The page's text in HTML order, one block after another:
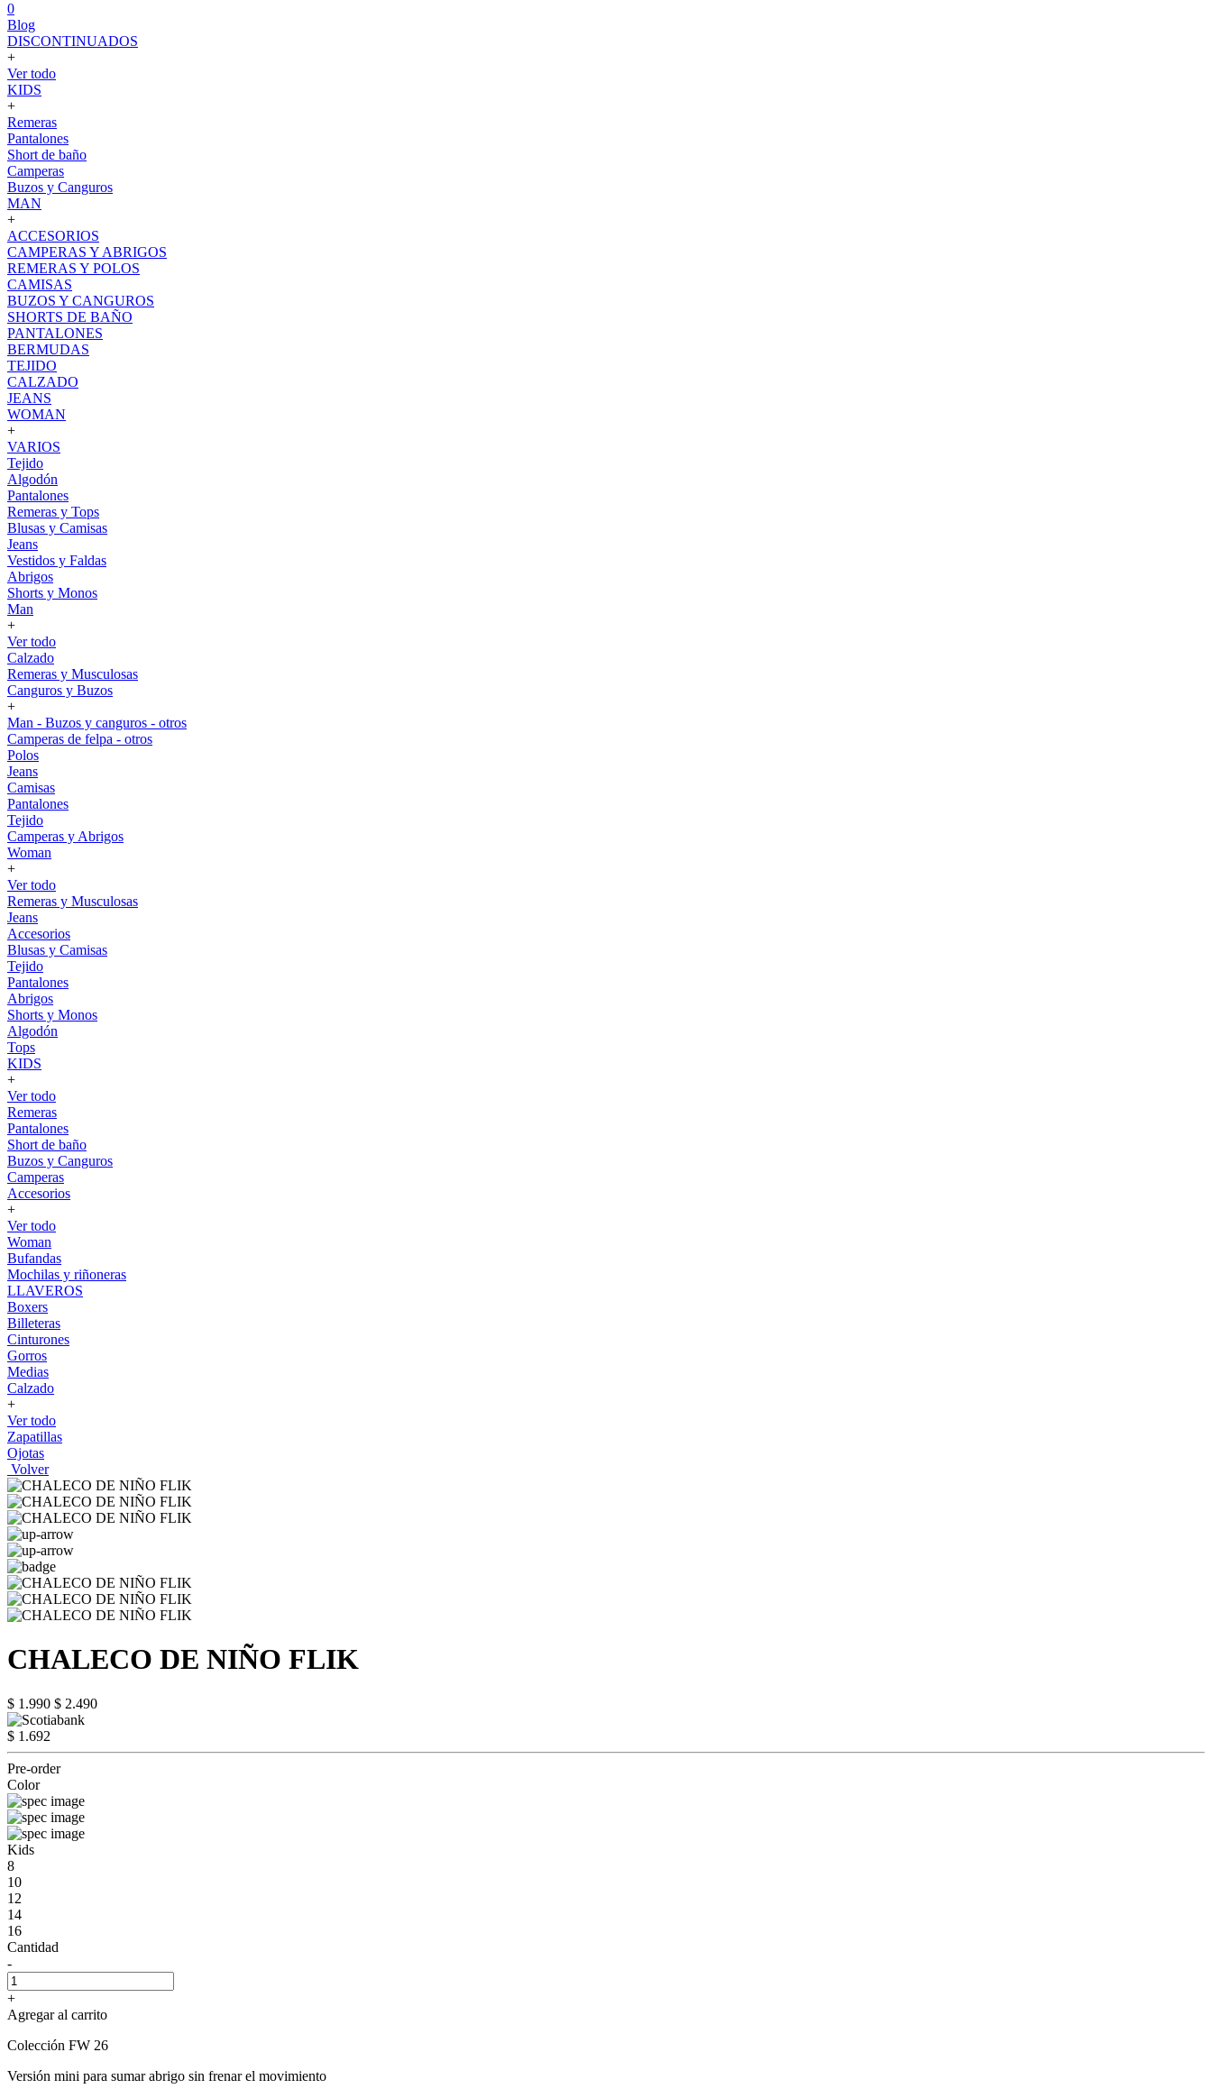
0
Blog
DISCONTINUADOS
+
Ver todo
KIDS
+
Remeras
Pantalones
Short de baño
Camperas
Buzos y Canguros
MAN
+
ACCESORIOS
CAMPERAS Y ABRIGOS
REMERAS Y POLOS
CAMISAS
BUZOS Y CANGUROS
SHORTS DE BAÑO
PANTALONES
BERMUDAS
TEJIDO
CALZADO
JEANS
WOMAN
+
VARIOS
Tejido
Algodón
Pantalones
Remeras y Tops
Blusas y Camisas
Jeans
Vestidos y Faldas
Abrigos
Shorts y Monos
Man
+
Ver todo
Calzado
Remeras y Musculosas
Canguros y Buzos
+
Man - Buzos y canguros - otros
Camperas de felpa - otros
Polos
Jeans
Camisas
Pantalones
Tejido
Camperas y Abrigos
Woman
+
Ver todo
Remeras y Musculosas
Jeans
Accesorios
Blusas y Camisas
Tejido
Pantalones
Abrigos
Shorts y Monos
Algodón
Tops
KIDS
+
Ver todo
Remeras
Pantalones
Short de baño
Buzos y Canguros
Camperas
Accesorios
+
Ver todo
Woman
Bufandas
Mochilas y riñoneras
LLAVEROS
Boxers
Billeteras
Cinturones
Gorros
Medias
Calzado
+
Ver todo
Zapatillas
Ojotas
Volver
CHALECO DE NIÑO FLIK
$ 1.990 $ 2.490
$ 1.692
Pre-order
Color
Kids
8
10
12
14
16
Cantidad
-
+
Agregar al carrito
Colección FW 26
Versión mini para sumar abrigo sin frenar el movimiento